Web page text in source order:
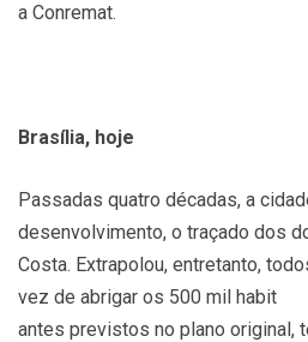
a Conremat.
Brasília, hoje
Passadas quatro décadas, a
desenvolvimento, o traçado dos
Costa. Extrapolou, entretanto,
vez de abrigar os 500 mil habit
antes previstos no plano original,